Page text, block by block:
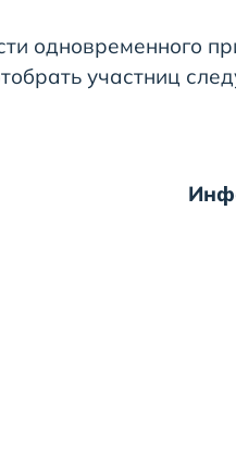
одновременного
участниц